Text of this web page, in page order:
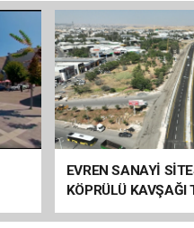
EVREN SANAYİ
KÖPRÜLÜ
ARAÇ GEÇİŞLERİ